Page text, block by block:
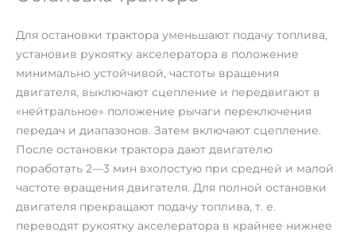
Для остановки трактора уменьшают подачу топлива,
установив рукоятку акселератора в положение
минимально устойчивой, частоты вращения
двигателя, выключают сцепление и передвигают в
«нейтральное» положение рычаги переключения
передач и диапазонов. Затем включают сцепление.
После остановки трактора дают двигателю
поработать 2—3 мин вхолостую при средней и малой
частоте вращения двигателя. Для полной остановки
двигателя прекращают подачу топлива, т. е.
переводят рукоятку акселератора в крайнее нижнее